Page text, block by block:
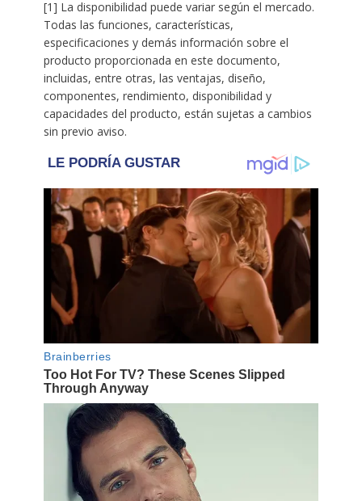
[1] La disponibilidad puede variar según el mercado.
Todas las funciones, características,
especificaciones y demás información sobre el
producto proporcionada en este documento,
incluidas, entre otras, las ventajas, diseño,
componentes, rendimiento, disponibilidad y
capacidades del producto, están sujetas a cambios
sin previo aviso.